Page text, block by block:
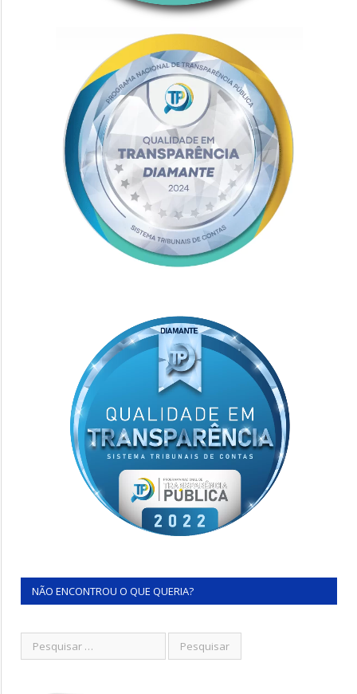
NÃO ENCONTROU O QUE QUERIA?